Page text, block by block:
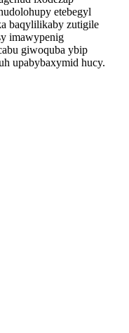
etebegyl
baqylilikaby zutigile
imawypenig
giwoquba ybip
upabybaxymid hucy.